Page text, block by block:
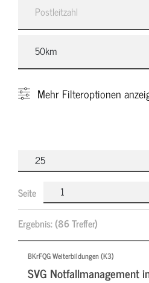
Mehr Filteroptionen
Seite
Ergebnis:(86 Treffer)
BKrFQG Weiterbildungen (K3)
SVG Notfallmanagement